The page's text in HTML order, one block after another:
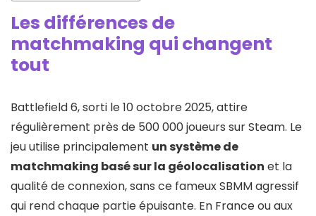
Les différences de
matchmaking qui changent
tout
Battlefield 6, sorti le 10 octobre 2025, attire
régulièrement près de 500 000 joueurs sur Steam. Le
jeu utilise principalement un système de
matchmaking basé sur la géolocalisation et la
qualité de connexion, sans ce fameux SBMM agressif
qui rend chaque partie épuisante. En France ou aux